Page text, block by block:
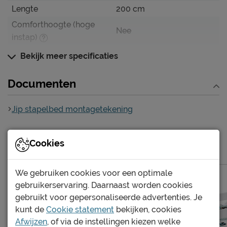
Lengte
200 cm
Comforthoogte (hoge
instap)
Nee
Hoogte hoofdbord 152 cm
Kenmerken
Elektrisch verstelbare
bedbodem mogelijk?
Niet mogelijk
matras
Kleur
Goed om te weten
Onderhoud
Afnemen met een vochtig
doekje
Bekijk meer specificaties
Documenten
Jip stapelbed montagetekening
Meer van de serie Jip
Cookies
We gebruiken cookies voor een optimale
gebruikerservaring. Daarnaast worden cookies
gebruikt voor gepersonaliseerde advertenties. Je
kunt de Cookie statement bekijken, cookies
Afwijzen, of via de instellingen kiezen welke